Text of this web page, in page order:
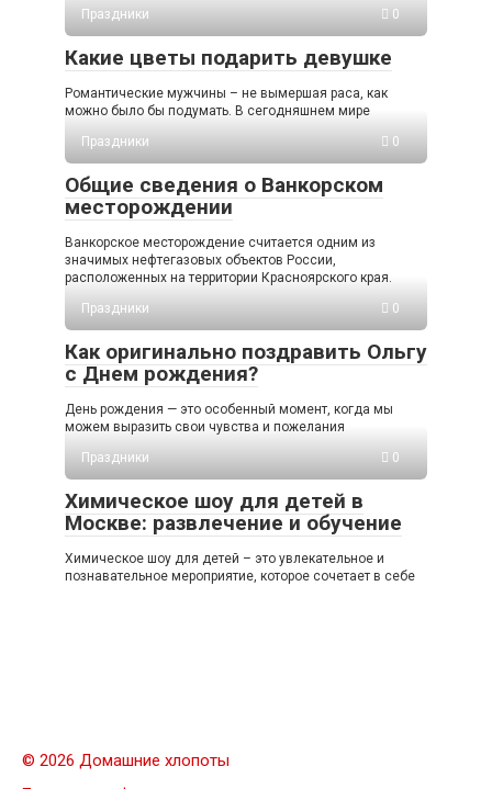
Праздники
0
Какие цветы подарить девушке
Романтические мужчины – не вымершая раса, как
можно было бы подумать. В сегодняшнем мире
Праздники
0
Общие сведения о Ванкорском
месторождении
Ванкорское месторождение считается одним из
значимых нефтегазовых объектов России,
расположенных на территории Красноярского края.
Праздники
0
Как оригинально поздравить Ольгу
с Днем рождения?
День рождения — это особенный момент, когда мы
можем выразить свои чувства и пожелания
Праздники
0
Химическое шоу для детей в
Москве: развлечение и обучение
Химическое шоу для детей – это увлекательное и
познавательное мероприятие, которое сочетает в себе
© 2026 Домашние хлопоты